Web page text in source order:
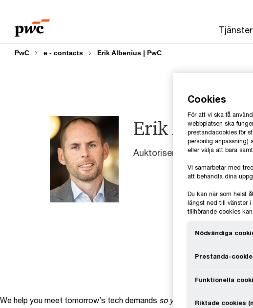
content
footer
Tjänster
PwC e - contacts Erik Albenius | PwC
Erik Albenius
Auktoriserad revisor, PwC
We help you meet tomorrow’s tech demands so you can compete at a
Cookies
För att vi ska få
webbplatsen ska
prestandacookies för
personlig anpassning)
eller välja att bara
Vi samarbetar med
att behandla dina
Du kan när som helst
längst ned till vänster
tillhörande cookies
Nödvändiga
Prestanda-
Funktionella
Riktade cookies